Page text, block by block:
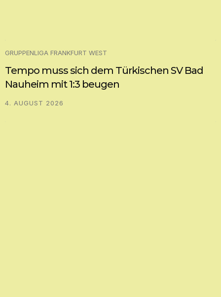
GRUPPENLIGA FRANKFURT WEST
Tempo muss sich dem Türkischen SV Bad
Nauheim mit 1:3 beugen
4. AUGUST 2026